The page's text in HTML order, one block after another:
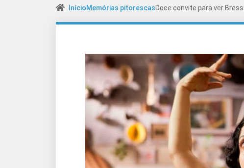
InícioMemórias pitorescasDoce convite para ver